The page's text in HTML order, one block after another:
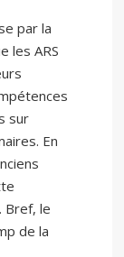
par la
les ARS
sur
En
. Bref, le
de la